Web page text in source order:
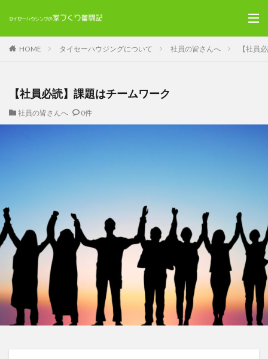
HOME タイセーハウジングについて 社員の皆さんへ 【社員
【社員必読】課題はチームワーク
社員の皆さんへ 0件